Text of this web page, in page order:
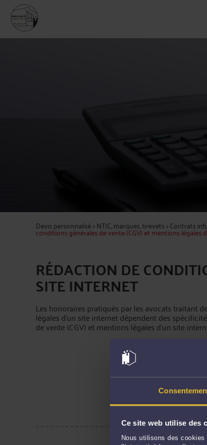
Ce site web utilise des
Nous utilisons des
Devis personnalisé> NTIC, marques, brevets> Contrats
conditions générales de vente (CGV) et mentions légales
RÉDACTION DE
SITE INTERNET
Les honoraires pratiqués par les avocats traitant
légales d'un site internet dépendent des
de vente (CGV) et mentions légales d'un site